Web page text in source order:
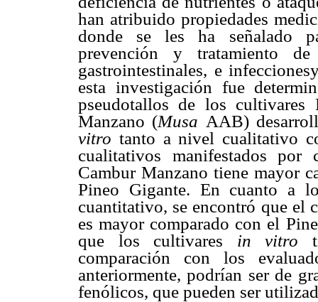
han atribuido propiedades
donde se les ha señalado
prevención y tratamiento
gastrointestinales, e
esta investigación fue
pseudotallos de los cultivares
Manzano (Musa AAB)
vitro tanto a nivel cualitativo
cualitativos manifestados
Cambur Manzano tiene
Pineo Gigante. En cuanto a
cuantitativo, se encontró que el
es mayor comparado con el
que los cultivares in vitro
comparación con los
anteriormente, podrían ser de
fenólicos, que pueden ser